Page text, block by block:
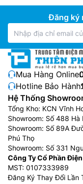
Đăng ký
Mua Hàng Online:
Hotline Bảo Hành:
Hệ Thống
Tổng Kho: KCN Vĩnh
Showroom: Số 488 Hà
Showroom: Số 89A
Phú Thọ
Showroom: Số 331
Công Ty Cổ Phần
MST: 0107333989
Đăng Ký Thay Đổi Lần